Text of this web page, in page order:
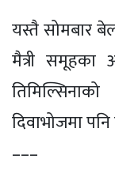
यस्तै सोमबार
मैत्री समूहका
दिवाभोजमा
–––